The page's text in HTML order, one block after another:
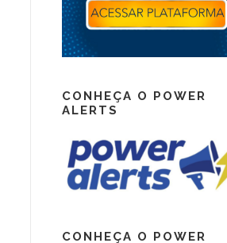
CONHEÇA O POWER
ALERTS
CONHEÇA O POWER